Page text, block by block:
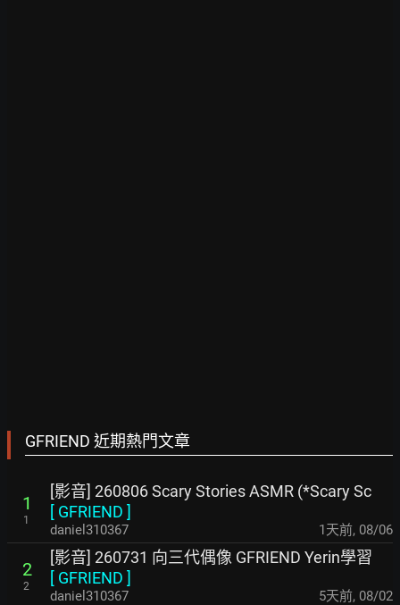
GFRIEND 近期熱門文章
1
1
[影音] 260806 Scary Stories ASMR (*Scary Sc
[ GFRIEND ]
daniel310367 1天前, 08/06
2
2
[影音] 260731 向三代偶像 GFRIEND Yerin學習
[ GFRIEND ]
daniel310367 5天前, 08/02